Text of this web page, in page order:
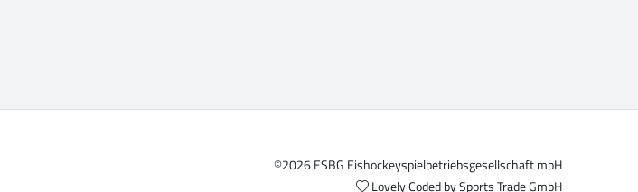
©2026 ESBG Eishockeyspielbetriebsgesellschaft mbH
Lovely Coded bySports Trade GmbH